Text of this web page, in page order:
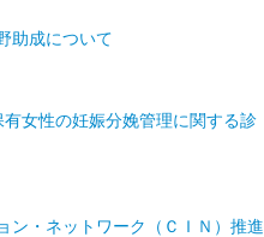
English
助成について
女性の妊娠分娩管理に関する診
ン・ネットワーク（ＣＩＮ）推進